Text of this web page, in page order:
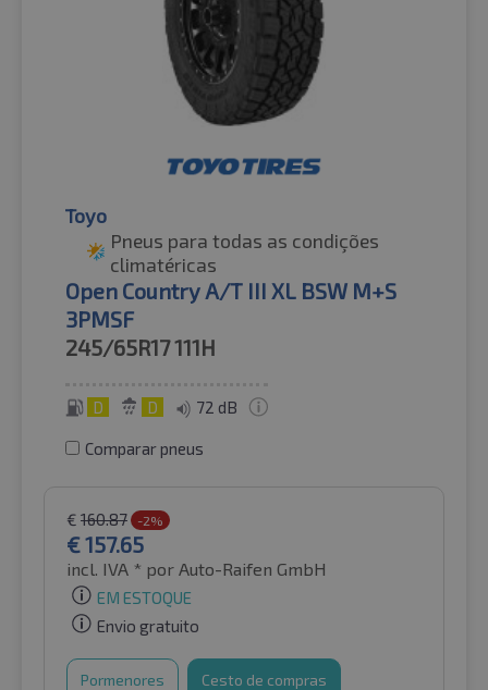
Toyo
Pneus para todas as condições
climatéricas
Open Country A/T III XL BSW M+S
3PMSF
245/65R17111H
D D 72 dB
Comparar pneus
€ 160.87 -2%
€157.65
incl. IVA * por Auto-Raifen GmbH
EM ESTOQUE
Envio gratuito
Pormenores Cesto de compras